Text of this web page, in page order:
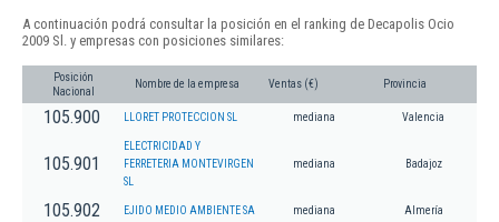
A continuación podrá consultar la posición en el ranking de Decapolis Ocio
2009 Sl. y empresas con posiciones similares:
Posición
Nacional
Nombre de la empresa Ventas (€) Provincia
105.900 LLORET PROTECCION SL mediana Valencia
105.901
ELECTRICIDAD Y
FERRETERIA MONTEVIRGEN
SL
mediana Badajoz
105.902 EJIDO MEDIO AMBIENTE SA mediana Almería